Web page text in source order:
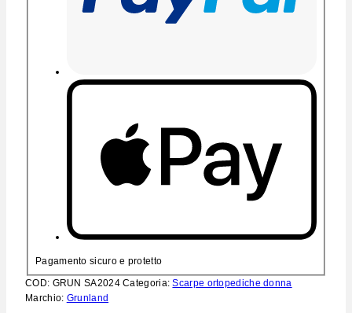
Pagamento sicuro e protetto
COD: GRUN SA2024 Categoria:Scarpe ortopediche donna
Marchio: Grunland